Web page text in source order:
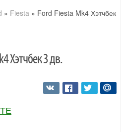
» Fiesta » Ford Fiesta Mk4 Хэтчбек
Хэтчбек 3 дв.